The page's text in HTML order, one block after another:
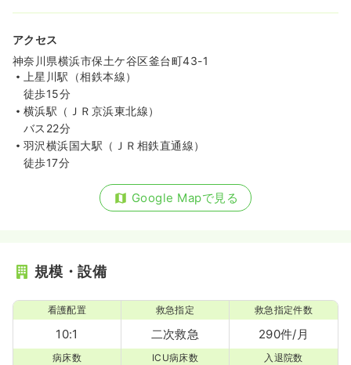
日勤のみ（パート）
給与 時給 1,810円〜
時間 8:30～17:15
日曜休み
担当業務未経験可 時給1,800円以上可
気になる 詳細を見る
アクセス
神奈川県横浜市保土ケ谷区釜台町43-1
上星川駅（相鉄本線）
徒歩15分
横浜駅（ＪＲ京浜東北線）
バス22分
羽沢横浜国大駅（ＪＲ相鉄直通線）
徒歩17分
Google Mapで見る
規模・設備
看護配置
10:1
救急指定
二次救急
救急指定件数
290件/月
病床数 ICU病床数 入退院数